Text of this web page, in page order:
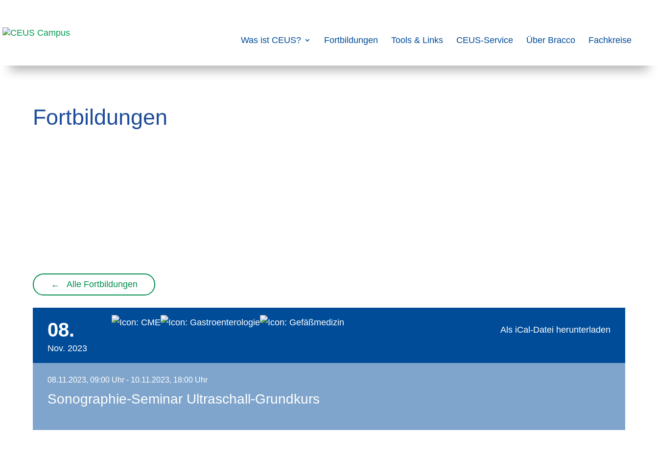
Was ist CEUS? Fortbildungen Tools & Links CEUS-Service Über Bracco Fachkreise
Fortbildungen
← Alle Fortbildungen
08.
Nov. 2023
Als iCal-Datei herunterladen
08.11.2023, 09:00 Uhr - 10.11.2023, 18:00 Uhr
Sonographie-Seminar Ultraschall-Grundkurs